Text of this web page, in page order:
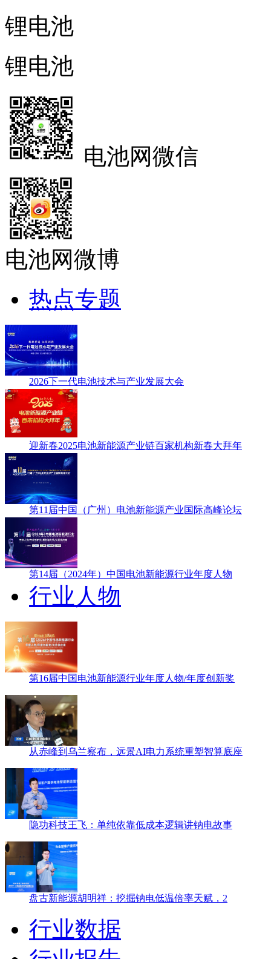
锂电池
锂电池
电池网微信
电池网微博
热点专题
2026下一代电池技术与产业发展大会
迎新春2025电池新能源产业链百家机构新春大拜年
第11届中国（广州）电池新能源产业国际高峰论坛
第14届（2024年）中国电池新能源行业年度人物
行业人物
第16届中国电池新能源行业年度人物/年度创新奖
从赤峰到乌兰察布，远景AI电力系统重塑智算底座
隐功科技王飞：单纯依靠低成本逻辑讲钠电故事
盘古新能源胡明祥：挖掘钠电低温倍率天赋，2
行业数据